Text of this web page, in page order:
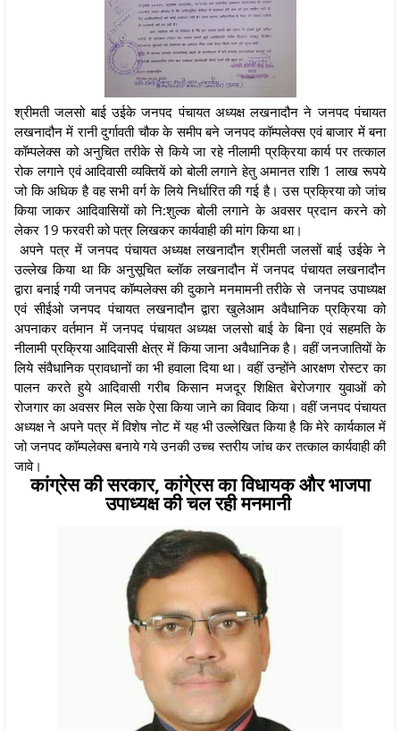
श्रीमती जलसो बाई उईके जनपद पंचायत अध्यक्ष लखनादौन ने जनपद पंचायत
लखनादौन में रानी दुर्गावती चौक के समीप बने जनपद कॉम्पलेक्स एवं बाजार में बना
कॉम्पलेक्स को अनुचित तरीके से किये जा रहे नीलामी प्रक्रिया कार्य पर तत्काल
रोक लगाने एवं आदिवासी व्यक्तियें को बोली लगाने हेतु अमानत राशि 1 लाख रूपये
जो कि अधिक है वह सभी वर्ग के लिये निर्धारित की गई है। उस प्रक्रिया को जांच
किया जाकर आदिवासियों को नि:शुल्क बोली लगाने के अवसर प्रदान करने को
लेकर 19 फरवरी को पत्र लिखकर कार्यवाही की मांग किया था।
अपने पत्र में जनपद पंचायत अध्यक्ष लखनादौन श्रीमती जलसों बाई उईके ने
उल्लेख किया था कि अनुसूचित ब्लॉक लखनादौन में जनपद पंचायत लखनादौन
द्वारा बनाई गयी जनपद कॉम्पलेक्स की दुकाने मनमामनी तरीके से जनपद उपाध्यक्ष
एवं सीईओ जनपद पंचायत लखनादौन द्वारा खुलेआम अवैधानिक प्रक्रिया को
अपनाकर वर्तमान में जनपद पंचायत अध्यक्ष जलसो बाई के बिना एवं सहमति के
नीलामी प्रक्रिया आदिवासी क्षेत्र में किया जाना अवैधानिक है। वहीं जनजातियों के
लिये संवैधानिक प्रावधानों का भी हवाला दिया था। वहीं उन्होंने आरक्षण रोस्टर का
पालन करते हुये आदिवासी गरीब किसान मजदूर शिक्षित बेरोजगार युवाओं को
रोजगार का अवसर मिल सके ऐसा किया जाने का विवाद किया। वहीं जनपद पंचायत
अध्यक्ष ने अपने पत्र में विशेष नोट में यह भी उल्लेखित किया है कि मेरे कार्यकाल में
जो जनपद कॉम्पलेक्स बनाये गये उनकी उच्च स्तरीय जांच कर तत्काल कार्यवाही की
जावे।
कांग्रेस की सरकार, कांगे्रस का विधायक और भाजपा
उपाध्यक्ष की चल रही मनमानी